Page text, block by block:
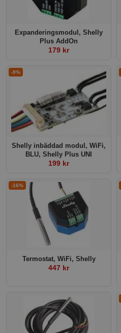
Expanderingsmodul, Shelly
Plus AddOn
179 kr
-9%
Shelly inbäddad modul, WiFi,
BLU, Shelly Plus UNI
199 kr
-16%
Termostat, WiFi, Shelly
447 kr